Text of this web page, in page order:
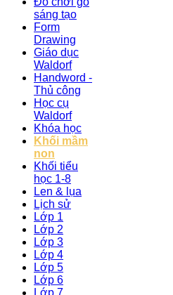
sáng tạo
Form
Drawing
Giáo dục
Waldorf
Handword -
Thủ công
Học cụ
Waldorf
Khóa học
Khối mầm
non
Khối tiểu
học 1-8
Len & lụa
Lịch sử
Lớp 1
Lớp 2
Lớp 3
Lớp 4
Lớp 5
Lớp 6
Lớp 7